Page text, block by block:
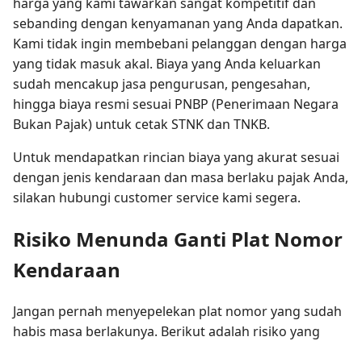
sebanding dengan kenyamanan yang Anda dapatkan.
Kami tidak ingin membebani pelanggan dengan harga
yang tidak masuk akal. Biaya yang Anda keluarkan
sudah mencakup jasa pengurusan, pengesahan,
hingga biaya resmi sesuai PNBP (Penerimaan Negara
Bukan Pajak) untuk cetak STNK dan TNKB.
Untuk mendapatkan rincian biaya yang akurat sesuai
dengan jenis kendaraan dan masa berlaku pajak Anda,
silakan hubungi customer service kami segera.
Risiko Menunda Ganti Plat Nomor
Kendaraan
Jangan pernah menyepelekan plat nomor yang sudah
habis masa berlakunya. Berikut adalah risiko yang